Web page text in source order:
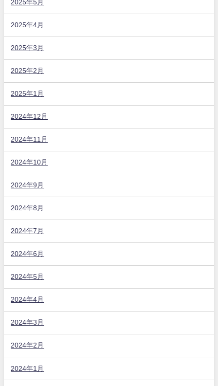
2025年5月
2025年4月
2025年3月
2025年2月
2025年1月
2024年12月
2024年11月
2024年10月
2024年9月
2024年8月
2024年7月
2024年6月
2024年5月
2024年4月
2024年3月
2024年2月
2024年1月